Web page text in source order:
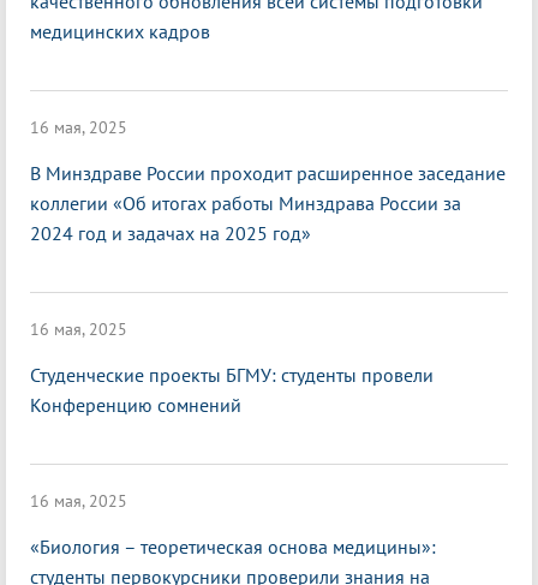
медицинских кадров
16 мая, 2025
В Минздраве России проходит расширенное заседание
коллегии «Об итогах работы Минздрава России за
2024 год и задачах на 2025 год»
16 мая, 2025
Студенческие проекты БГМУ: студенты провели
Конференцию сомнений
16 мая, 2025
«Биология – теоретическая основа медицины»:
студенты первокурсники проверили знания на